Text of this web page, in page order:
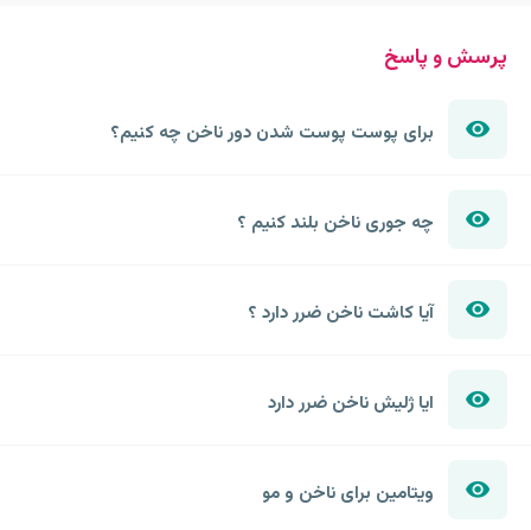
پرسش و پاسخ
برای پوست پوست شدن دور ناخن چه کنیم؟
چه جوری ناخن بلند کنیم ؟
آیا کاشت ناخن ضرر دارد ؟
ایا ژلیش ناخن ضرر دارد
ویتامین برای ناخن و مو